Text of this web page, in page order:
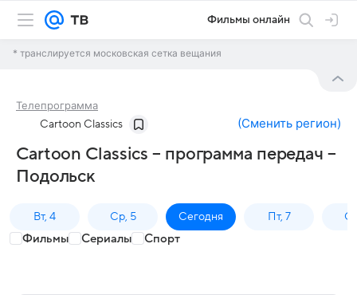
Фильмы онлайн
* транслируется московская сетка вещания
Телепрограмма
Cartoon Classics (Сменить регион)
Cartoon Classics – программа передач –
Подольск
Вт, 4 Ср, 5 Сегодня Пт, 7
Фильмы Сериалы Спорт